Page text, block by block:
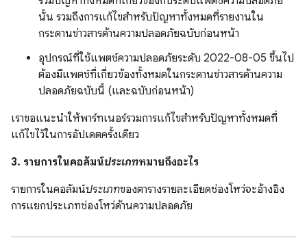
นั้น รวมถึงการแก้ไขสำหรับปัญหาทั้งหมดที่รายงานใน
กระดานข่าวสารด้านความปลอดภัยฉบับก่อนหน้า
อุปกรณ์ที่ใช้แพตช์ความปลอดภัยระดับ 2022-08-05 ขึ้นไป
ต้องมีแพตช์ที่เกี่ยวข้องทั้งหมดในกระดานข่าวสารด้านความ
ปลอดภัยฉบับนี้ (และฉบับก่อนหน้า)
เราขอแนะนำให้พาร์ทเนอร์รวมการแก้ไขสำหรับปัญหาทั้งหมดที่
แก้ไขไว้ในการอัปเดตครั้งเดียว
3. รายการในคอลัมน์ประเภทหมายถึงอะไร
รายการในคอลัมน์ประเภทของตารางรายละเอียดช่องโหว่จะอ้างอิง
การแยกประเภทช่องโหว่ด้านความปลอดภัย